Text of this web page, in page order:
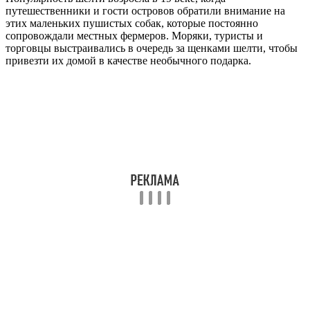
путешественники и гости островов обратили внимание на
этих маленьких пушистых собак, которые постоянно
сопровождали местных фермеров. Моряки, туристы и
торговцы выстраивались в очередь за щенками шелти, чтобы
привезти их домой в качестве необычного подарка.